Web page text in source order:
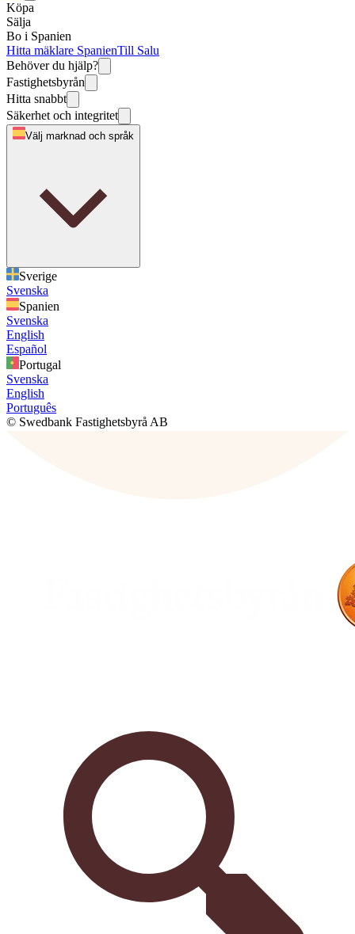
Köpa
Sälja
Bo i Spanien
Hitta mäklare SpanienTill Salu
Behöver du hjälp?
Fastighetsbyrån
Hitta snabbt
Säkerhet och integritet
Välj marknad och språk
Sverige
Svenska
Spanien
Svenska
English
Español
Portugal
Svenska
English
Português
© Swedbank Fastighetsbyrå AB